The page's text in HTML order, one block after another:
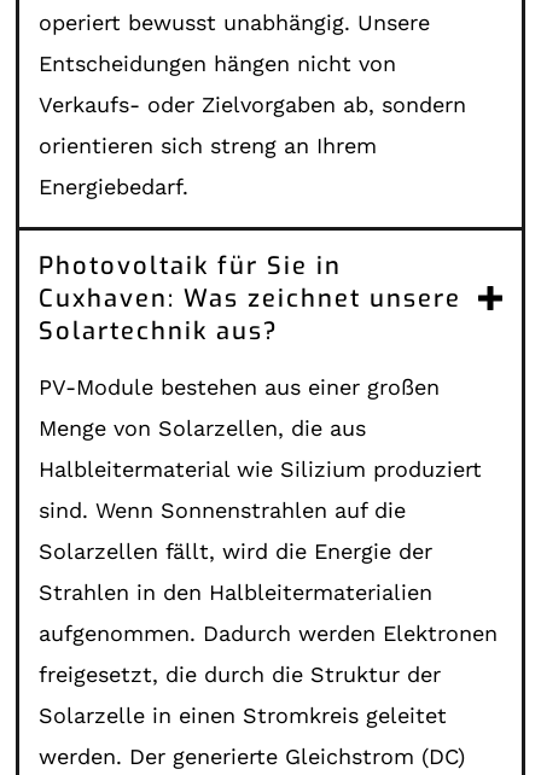
operiert bewusst unabhängig. Unsere
Entscheidungen hängen nicht von
Verkaufs- oder Zielvorgaben ab, sondern
orientieren sich streng an Ihrem
Energiebedarf.
Photovoltaik für Sie in
Cuxhaven: Was zeichnet unsere
Solartechnik aus?
PV-Module bestehen aus einer großen
Menge von Solarzellen, die aus
Halbleitermaterial wie Silizium produziert
sind. Wenn Sonnenstrahlen auf die
Solarzellen fällt, wird die Energie der
Strahlen in den Halbleitermaterialien
aufgenommen. Dadurch werden Elektronen
freigesetzt, die durch die Struktur der
Solarzelle in einen Stromkreis geleitet
werden. Der generierte Gleichstrom (DC)